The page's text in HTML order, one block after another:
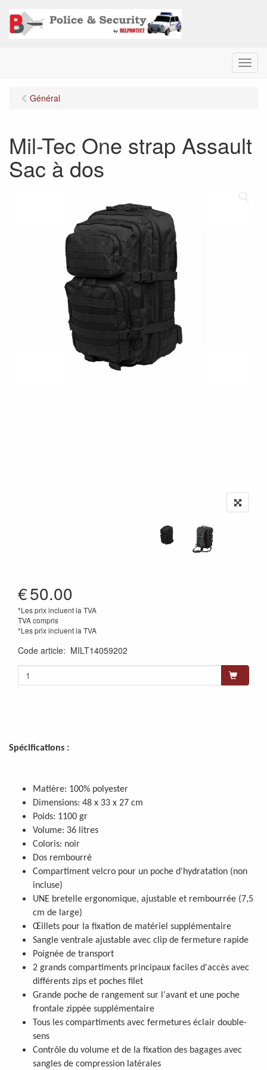
M
e
Général
Mil-Tec One strap Assault
Sac à dos
€50.00
*Les prix incluent la TVA
TVA compris
*Les prix incluent la TVA
Code article: MILT14059202
Spécifications :
Matière: 100% polyester
Dimensions: 48 x 33 x 27 cm
Poids: 1100 gr
Volume: 36 litres
Coloris: noir
Dos rembourré
Compartiment velcro pour un poche d'hydratation (non
incluse)
UNE bretelle ergonomique, ajustable et rembourrée (7,5
cm de large)
Œillets pour la fixation de matériel supplémentaire
Sangle ventrale ajustable avec clip de fermeture rapide
Poignée de transport
2 grands compartiments principaux faciles d'accès avec
différents zips et poches filet
Grande poche de rangement sur l'avant et une poche
frontale zippée supplémentaire
Tous les compartiments avec fermetures éclair double-
sens
Contrôle du volume et de la fixation des bagages avec
sangles de compression latérales